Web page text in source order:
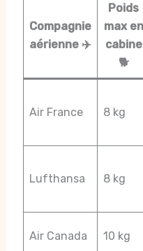
Compagnie
aérienne ✈️
Poids
max en
cabine
🐕
Air France 8 kg
Lufthansa 8 kg
Air Canada 10 kg